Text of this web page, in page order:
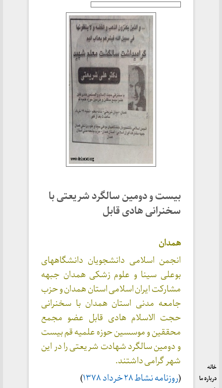
بیست و دومین سالگرد شریعتی با
سخنرانی هادی قابل
همدان
انجمن اسلامی دانشجویان دانشگاههای
بوعلی سینا و علوم زشکی همدان جبهه
مشارکت ایران اسلامی استان همدان و حزب
جامعه مدنی استان همدان با سخنرانی
حجت الاسلام هادی قابل عضو مجمع
محققین و موسسین حوزه علمیه قم بیست
و دومین سالگرد شهادت شریعتی را در این
شهر گرامی داشتند.
(روزنامه نشاط ۲۸ خرداد ۱۳۷۸ )
خانه
درباره ما